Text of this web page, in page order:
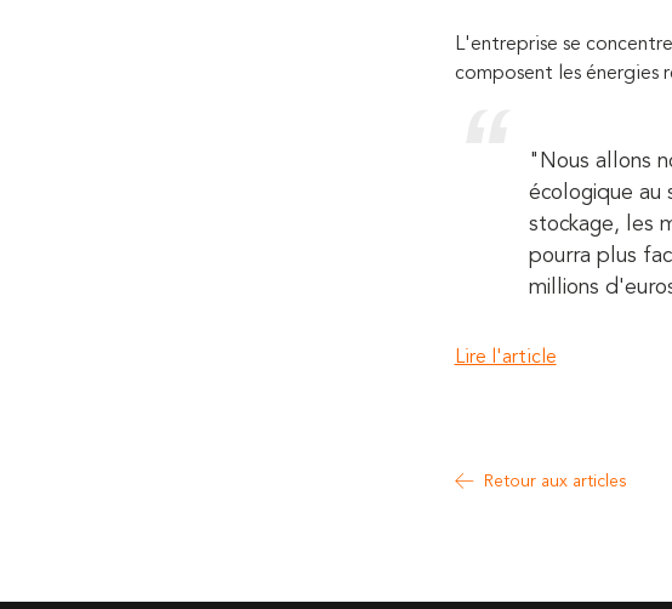
L'entreprise se
composent les énergies
"Nous allons
écologique au
stockage, les
pourra plus
millions
Lire l'article
Retour aux articles